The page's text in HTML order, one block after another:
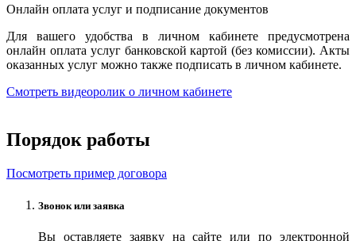
Онлайн оплата услуг и подписание документов
Для вашего удобства в личном кабинете предусмотрена
онлайн оплата услуг банковской картой (без комиссии). Акты
оказанных услуг можно также подписать в личном кабинете.
Смотреть видеоролик о личном кабинете
Порядок работы
Посмотреть пример договора
Звонок или заявка
Вы оставляете заявку на сайте или по электронной